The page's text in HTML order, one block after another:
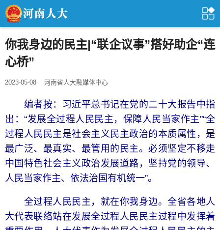
你我身边的民主|“联企议事”搭好助企“连
心桥”
2023-05-08 河南省人大融媒体中心
编者按：习近平总书记在党的二十大报告中指
出：“发展全过程人民民主，保障人民当家作主”“全
过程人民民主是社会主义民主政治的本质属性，是
最广泛、最真实、最管用的民主。必须坚定不移走
中国特色社会主义政治发展道路，坚持党的领导、
人民当家作主、依法治国有机统一”。
全过程人民民主，就在你我身边。全省各地人
大代表联络站在发展全过程人民民主过程中发挥着